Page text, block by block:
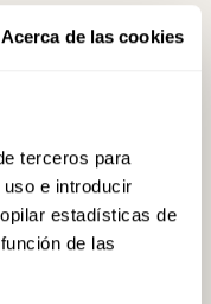
Acerca de las cookies
terceros para
e introducir
estadísticas de
de las
Max Mara, situada en
atención
Rue Lac Victoria,
piezas de colección,
para compras de lujo
Menzah 5, 1002 Tunis,